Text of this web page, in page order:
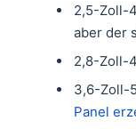
2,5-Zoll-
aber der
2,8-Zoll-
3,6-Zoll-
Panel